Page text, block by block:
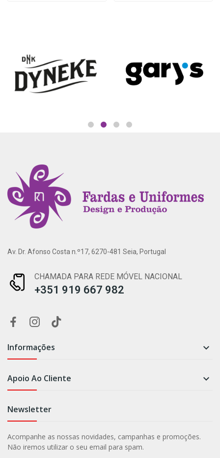
Av. Dr. Afonso Costa n.º17, 6270-481 Seia, Portugal
CHAMADA PARA REDE MÓVEL NACIONAL
+351 919 667 982
Informações 
Apoio Ao Cliente 
Newsletter
Acompanhe as nossas novidades, campanhas e promoções.
Não iremos utilizar o seu email para spam.